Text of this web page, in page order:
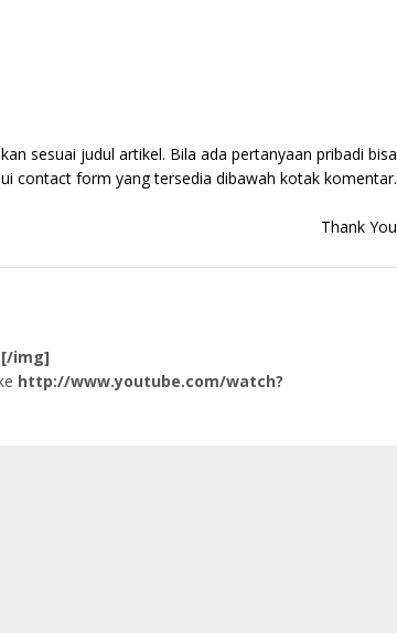
sesuai judul artikel. Bila ada pertanyaan pribadi bisa
contact form yang tersedia dibawah kotak komentar.
Thank You
img]
http://www.youtube.com/watch?